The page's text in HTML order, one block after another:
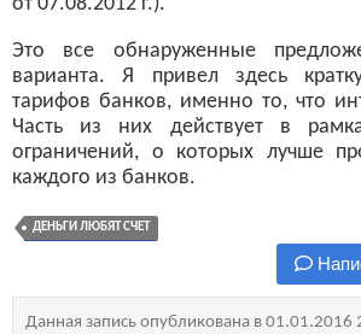
от 07.08.2012 г.).
Это все обнаруженные
варианта. Я привел здесь
тарифов банков, именно то, что
Часть из них действует в
ограничений, о которых лучше
каждого из банков.
ДЕНЬГИ ЛЮБЯТ СЧЕТ
Данная запись опубликована в 01.01.2016